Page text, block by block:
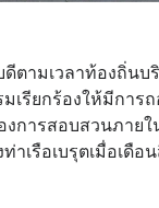
ตามเวลาท้องถิ่นบ
เรียกร้องให้มีการ
การสอบสวนภายใ
าเรือเบรุตเมื่อเดือ